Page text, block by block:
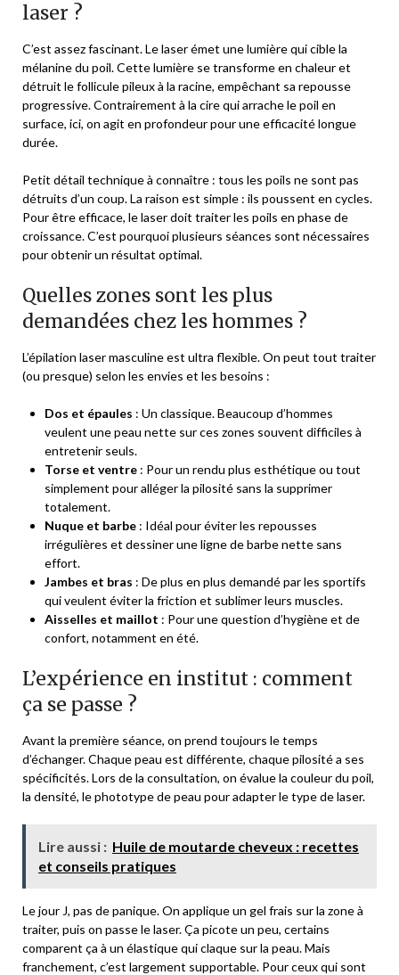
laser ?
C’est assez fascinant. Le laser émet une lumière qui cible la
mélanine du poil. Cette lumière se transforme en chaleur et
détruit le follicule pileux à la racine, empêchant sa repousse
progressive. Contrairement à la cire qui arrache le poil en
surface, ici, on agit en profondeur pour une efficacité longue
durée.
Petit détail technique à connaître : tous les poils ne sont pas
détruits d’un coup. La raison est simple : ils poussent en cycles.
Pour être efficace, le laser doit traiter les poils en phase de
croissance. C’est pourquoi plusieurs séances sont nécessaires
pour obtenir un résultat optimal.
Quelles zones sont les plus
demandées chez les hommes ?
L’épilation laser masculine est ultra flexible. On peut tout traiter
(ou presque) selon les envies et les besoins :
Dos et épaules : Un classique. Beaucoup d’hommes
veulent une peau nette sur ces zones souvent difficiles à
entretenir seuls.
Torse et ventre : Pour un rendu plus esthétique ou tout
simplement pour alléger la pilosité sans la supprimer
totalement.
Nuque et barbe : Idéal pour éviter les repousses
irrégulières et dessiner une ligne de barbe nette sans
effort.
Jambes et bras : De plus en plus demandé par les sportifs
qui veulent éviter la friction et sublimer leurs muscles.
Aisselles et maillot : Pour une question d’hygiène et de
confort, notamment en été.
L’expérience en institut : comment
ça se passe ?
Avant la première séance, on prend toujours le temps
d’échanger. Chaque peau est différente, chaque pilosité a ses
spécificités. Lors de la consultation, on évalue la couleur du poil,
la densité, le phototype de peau pour adapter le type de laser.
Lire aussi : Huile de moutarde cheveux : recettes
et conseils pratiques
Le jour J, pas de panique. On applique un gel frais sur la zone à
traiter, puis on passe le laser. Ça picote un peu, certains
comparent ça à un élastique qui claque sur la peau. Mais
franchement, c’est largement supportable. Pour ceux qui sont